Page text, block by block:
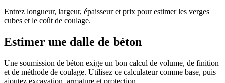
Entrez longueur, largeur, épaisseur et prix pour estimer les verges
cubes et le coût de coulage.
Estimer une dalle de béton
Une soumission de béton exige un bon calcul de volume, de finition
et de méthode de coulage. Utilisez ce calculateur comme base, puis
ajoutez excavation, armature et protection.